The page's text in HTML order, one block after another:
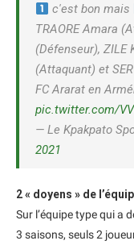
c'est bon mais
TRAORE Amara
(Défenseur), ZILE
(Attaquant) et
FC Ararat en
pic.twitter.com/
— Le Kpakpato
2021
2 « doyens » de
Sur l’équipe type qui a
3 saisons, seuls 2